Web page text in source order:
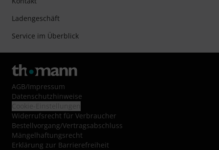
Ladengeschäft
Service im Überblick
AGB/Impressum
Datenschutzhinweise
Widerrufsrecht für Verbraucher
Bestellvorgang/Vertragsabschluss
Mängelhaftungsrecht
Erklärung zur Barrierefreiheit